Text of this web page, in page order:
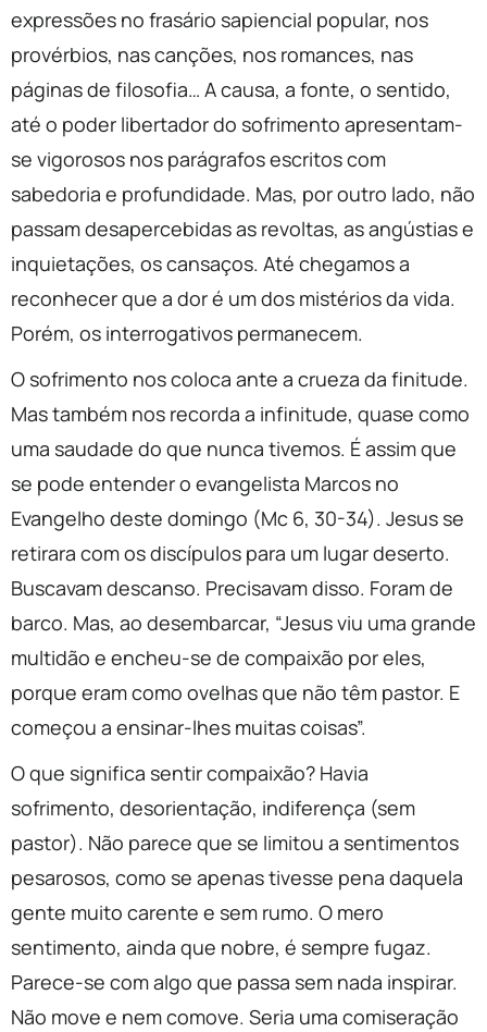
expressões no frasário sapiencial popular, nos
provérbios, nas canções, nos romances, nas
páginas de filosofia… A causa, a fonte, o sentido,
até o poder libertador do sofrimento apresentam-
se vigorosos nos parágrafos escritos com
sabedoria e profundidade. Mas, por outro lado, não
passam desapercebidas as revoltas, as angústias e
inquietações, os cansaços. Até chegamos a
reconhecer que a dor é um dos mistérios da vida.
Porém, os interrogativos permanecem.
O sofrimento nos coloca ante a crueza da finitude.
Mas também nos recorda a infinitude, quase como
uma saudade do que nunca tivemos. É assim que
se pode entender o evangelista Marcos no
Evangelho deste domingo (Mc 6, 30-34). Jesus se
retirara com os discípulos para um lugar deserto.
Buscavam descanso. Precisavam disso. Foram de
barco. Mas, ao desembarcar, “Jesus viu uma grande
multidão e encheu-se de compaixão por eles,
porque eram como ovelhas que não têm pastor. E
começou a ensinar-lhes muitas coisas”.
O que significa sentir compaixão? Havia
sofrimento, desorientação, indiferença (sem
pastor). Não parece que se limitou a sentimentos
pesarosos, como se apenas tivesse pena daquela
gente muito carente e sem rumo. O mero
sentimento, ainda que nobre, é sempre fugaz.
Parece-se com algo que passa sem nada inspirar.
Não move e nem comove. Seria uma comiseração